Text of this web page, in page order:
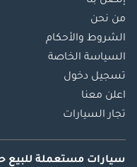
من نحن
الشروط والأحكام
السياسة الخاصة
تسجيل دخول
اعلن معنا
تجار السيارات
سيارات مستعملة للبيع